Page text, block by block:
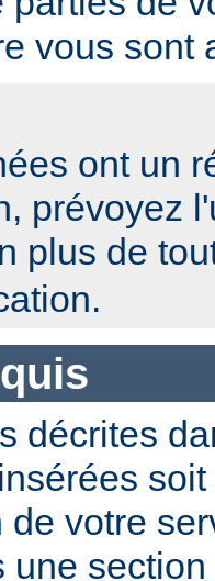
vous sont
ont un
prévoyez
plus de
décrites
de votre
une section